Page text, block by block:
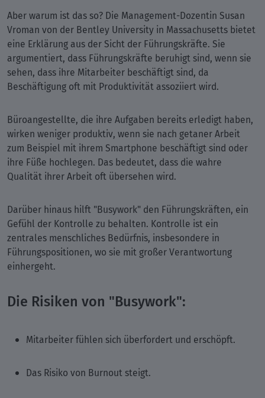
Aber warum ist das so? Die Management-Dozentin Susan
Vroman von der Bentley University in Massachusetts bietet
eine Erklärung aus der Sicht der Führungskräfte. Sie
argumentiert, dass Führungskräfte beruhigt sind, wenn sie
sehen, dass ihre Mitarbeiter beschäftigt sind, da
Beschäftigung oft mit Produktivität assoziiert wird.
Büroangestellte, die ihre Aufgaben bereits erledigt haben,
wirken weniger produktiv, wenn sie nach getaner Arbeit
zum Beispiel mit ihrem Smartphone beschäftigt sind oder
ihre Füße hochlegen. Das bedeutet, dass die wahre
Qualität ihrer Arbeit oft übersehen wird.
Darüber hinaus hilft "Busywork" den Führungskräften, ein
Gefühl der Kontrolle zu behalten. Kontrolle ist ein
zentrales menschliches Bedürfnis, insbesondere in
Führungspositionen, wo sie mit großer Verantwortung
einhergeht.
Die Risiken von "Busywork":
Mitarbeiter fühlen sich überfordert und erschöpft.
Das Risiko von Burnout steigt.